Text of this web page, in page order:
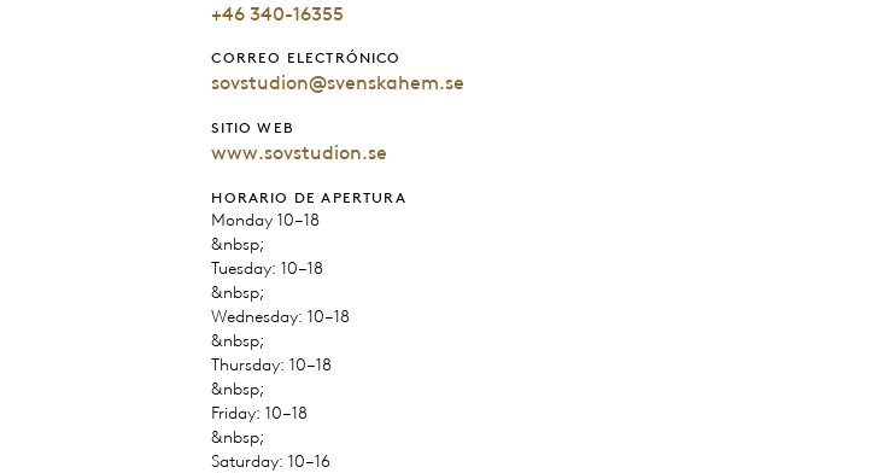
+46 340-16355
CORREO ELECTRÓNICO
sovstudion@svenskahem.se
SITIO WEB
www.sovstudion.se
HORARIO DE APERTURA
Monday 10–18
&nbsp;
Tuesday: 10–18
&nbsp;
Wednesday: 10–18
&nbsp;
Thursday: 10–18
&nbsp;
Friday: 10–18
&nbsp;
Saturday: 10–16